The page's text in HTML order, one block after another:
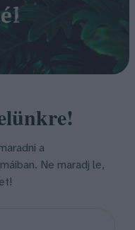
a
Ne maradj le,